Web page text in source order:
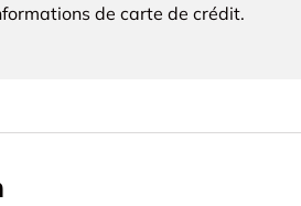
de carte de crédit.